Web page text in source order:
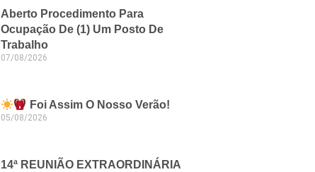
Aberto Procedimento Para
Ocupação De (1) Um Posto De
Trabalho
07/08/2026
Foi Assim O Nosso Verão!
05/08/2026
14ª REUNIÃO EXTRAORDINÁRIA